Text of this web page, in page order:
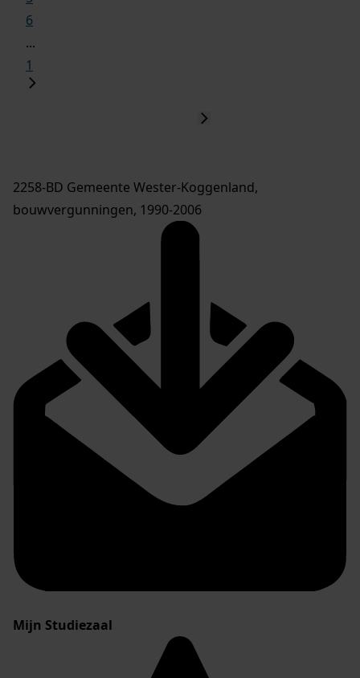
6
...
1
2258-BD Gemeente Wester-Koggenland,
bouwvergunningen, 1990-2006
Mijn Studiezaal